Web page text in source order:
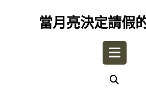
當月亮決定請假
Open